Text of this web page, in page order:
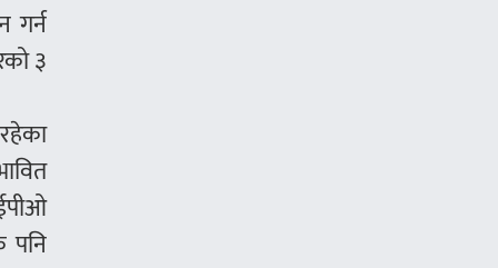
गर्न
३
पनि